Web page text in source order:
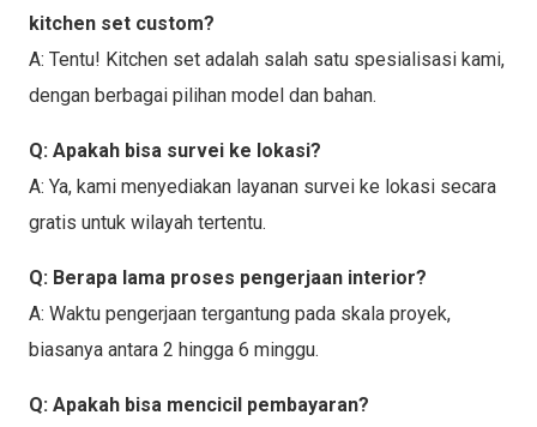
kitchen set custom?
A: Tentu! Kitchen set adalah salah satu spesialisasi kami,
dengan berbagai pilihan model dan bahan.
Q: Apakah bisa survei ke lokasi?
A: Ya, kami menyediakan layanan survei ke lokasi secara
gratis untuk wilayah tertentu.
Q: Berapa lama proses pengerjaan interior?
A: Waktu pengerjaan tergantung pada skala proyek,
biasanya antara 2 hingga 6 minggu.
Q: Apakah bisa mencicil pembayaran?